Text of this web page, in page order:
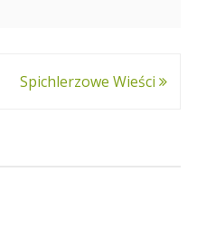
Spichlerzowe Wieści